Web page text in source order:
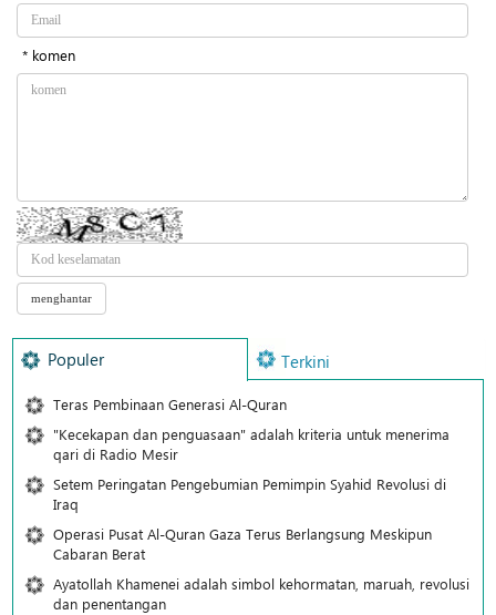
* komen
Populer Terkini
Teras Pembinaan Generasi Al-Quran
"Kecekapan dan penguasaan" adalah kriteria untuk menerima
qari di Radio Mesir
Setem Peringatan Pengebumian Pemimpin Syahid Revolusi di
Iraq
Operasi Pusat Al-Quran Gaza Terus Berlangsung Meskipun
Cabaran Berat
Ayatollah Khamenei adalah simbol kehormatan, maruah, revolusi
dan penentangan